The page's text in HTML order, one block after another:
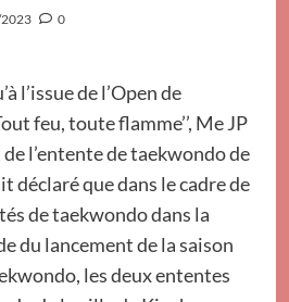
0
l’issue de l’Open de
feu, toute flamme’’, Me JP
l’entente de taekwondo de
déclaré que dans le cadre de
de taekwondo dans la
du lancement de la saison
les deux ententes